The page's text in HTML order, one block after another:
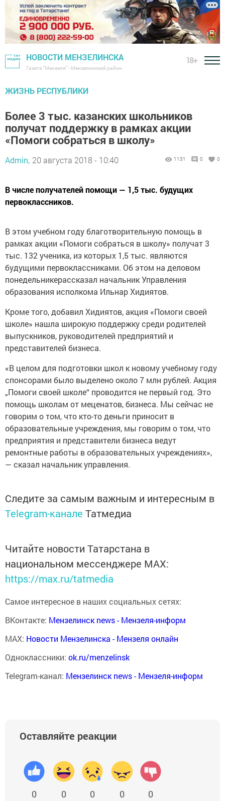
НОВОСТИ МЕНЗЕЛИНСКА
Газета "Мензеля" - Мензелинский район
18+
ЖИЗНЬ РЕСПУБЛИКИ
Более 3 тыс. казанских школьников
получат поддержку в рамках акции
«Помоги собраться в школу»
Admin, 20 августа 2018 - 10:40 1131 0 0
В числе получателей помощи — 1,5 тыс. будущих
первоклассников.
В этом учебном году благотворительную помощь в
рамках акции «Помоги собраться в школу» получат 3
тыс. 132 ученика, из которых 1,5 тыс. являются
будущими первоклассниками. Об этом на деловом
понедельникерассказал начальник Управления
образования исполкома Ильнар Хидиятов.
Кроме того, добавил Хидиятов, акция «Помоги своей
школе» нашла широкую поддержку среди родителей
выпускников, руководителей предприятий и
представителей бизнеса.
«В целом для подготовки школ к новому учебному году
спонсорами было выделено около 7 млн рублей. Акция
„Помоги своей школе“ проводится не первый год. Это
помощь школам от меценатов, бизнеса. Мы сейчас не
говорим о том, что кто-то деньги приносит в
образовательные учреждения, мы говорим о том, что
предприятия и представители бизнеса ведут
ремонтные работы в образовательных учреждениях»,
— сказал начальник управления.
Следите за самым важным и интересным в
Telegram-канале Татмедиа
Читайте новости Татарстана в
национальном мессенджере MАХ:
https://max.ru/tatmedia
Самое интересное в наших социальных сетях:
ВКонтакте: Мензелинск news - Мензеля-информ
MAX: Новости Мензелинска - Мензеля онлайн
Одноклассники: ok.ru/menzelinsk
Telegram-канал: Мензелинск news - Мензеля-информ
Оставляйте реакции
0 0 0 0 0